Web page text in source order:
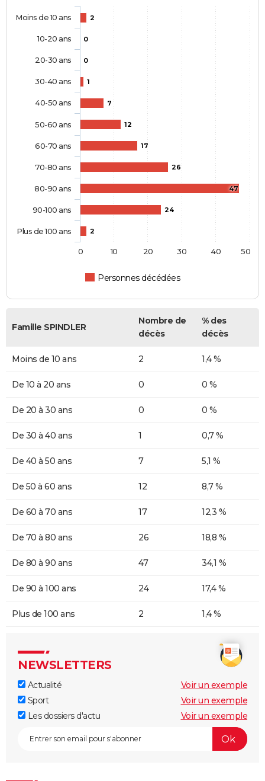
2
0
0
1
7
12
17
26
47
24
2
Personnes décédées
Moins de 10 ans
10-20 ans
20-30 ans
30-40 ans
40-50 ans
50-60 ans
60-70 ans
70-80 ans
80-90 ans
90-100 ans
Plus de 100 ans
0 10 20 30 40 50
Famille SPINDLER
Nombre de
décès
% des
décès
Moins de 10 ans 2 1,4 %
De 10 à 20 ans 0 0 %
De 20 à 30 ans 0 0 %
De 30 à 40 ans 1 0,7 %
De 40 à 50 ans 7 5,1 %
De 50 à 60 ans 12 8,7 %
De 60 à 70 ans 17 12,3 %
De 70 à 80 ans 26 18,8 %
De 80 à 90 ans 47 34,1 %
De 90 à 100 ans 24 17,4 %
Plus de 100 ans 2 1,4 %
NEWSLETTERS
Actualité
Voir un exemple
Sport
Voir un exemple
Les dossiers d'actu
Voir un exemple